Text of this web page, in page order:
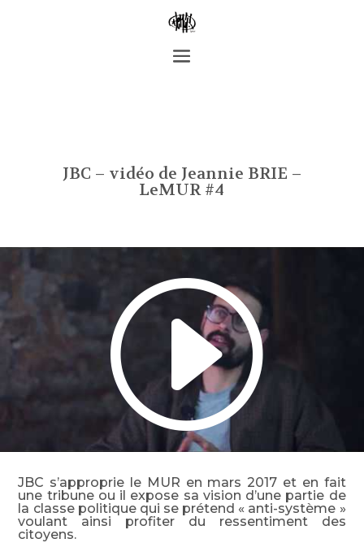
JBC – vidéo de Jeannie BRIE –
LeMUR #4
JBC s’approprie le MUR en mars 2017 et en fait
une tribune ou il expose sa vision d’une partie de
la classe politique qui se prétend « anti-système »
voulant ainsi profiter du ressentiment des
citoyens.